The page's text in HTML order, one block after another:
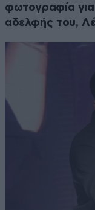
φωτογραφία
αδελφής του,